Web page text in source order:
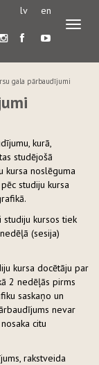
lv en
gala pārbaudījumi
kurā,
studējošā
kursa noslēguma
studiju kursa
kursos tiek
(sesija)
kursa docētāju par
2 nedēļās pirms
saskaņo un
nevar
citu
rakstveida